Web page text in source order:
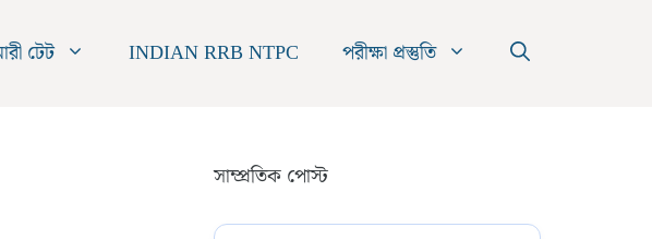
টেট INDIAN RRB NTPC পরীক্ষা প্রস্তুতি
সাম্প্রতিক পোস্ট